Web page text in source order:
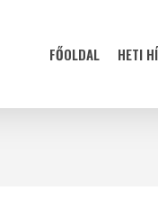
FŐOLDAL HETI